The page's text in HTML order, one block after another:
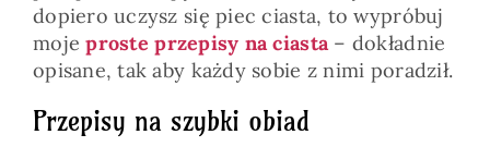
dopiero uczysz się piec ciasta, to wypróbuj
mojeproste przepisy na ciasta– dokładnie
opisane, tak aby każdy sobie z nimi poradził.
Przepisy na szybki obiad